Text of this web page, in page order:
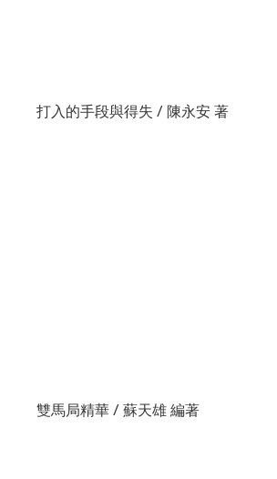
打入的手段與得失 / 陳永安 著
雙馬局精華 / 蘇天雄 編著